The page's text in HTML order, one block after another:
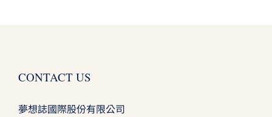
CONTACT US
夢想誌國際股份有限公司